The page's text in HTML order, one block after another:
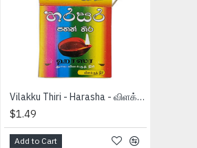
Vilakku Thiri - Harasha - விளக்கு திரி
$1.49
Add to Cart